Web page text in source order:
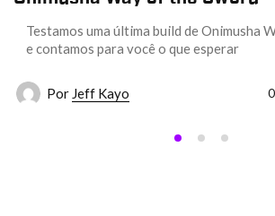
Testamos uma última build de Onimusha
e contamos para você o que esperar
Por Jeff Kayo